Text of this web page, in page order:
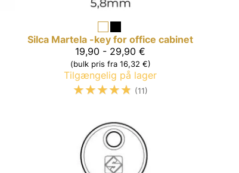
Silca Martela -key for office cabinet
19,90 - 29,90 €
(bulk pris fra 16,32 €)
Tilgængelig på lager
☆☆☆☆☆ (11)